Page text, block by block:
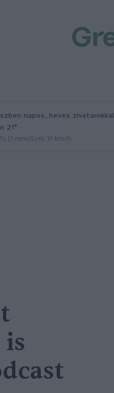
napos, heves zivatarokkal
21°
(1 mm)Szél: 11 km/h